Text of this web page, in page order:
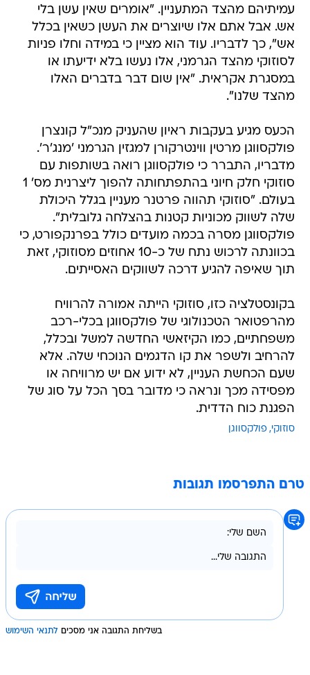
עמיתיהם מהצד המתעניין. "אומרים שאין עשן בלי
אש. אבל אתם אלו שיוצרים את העשן כשאין בכלל
אש", כך לדבריו. עוד הוא מציין כי במידה וחלו פניות
לסוזוקי מהצד הגרמני, אלו נעשו בלא ידיעתו או
במסגרת אקראית. "אין שום דבר בדברים האלו
מהצד שלנו".
הכעס מגיע בעקבות ראיון שהעניק מנכ"ל קונצרן
פולקסווגן מרטין ווינטרקורן למגזין הגרמני 'מנג'ר'.
מדבריו, התברר כי פולקסווגן רואה בשותפות עם
סוזוקי חלק חיוני בהתפתחותה להפוך ליצרנית מס' 1
בעולם. "סוזוקי תהווה פרטנר מעניין בגלל היכולת
שלה לשווק מכוניות קטנות בהצלחה גלובלית".
פולקסווגן מסרה בכמה מועדים כולל בפרנקפורט, כי
בכוונתה לרכוש נתח של כ-10 אחוזים מסוזוקי, זאת
תוך שאיפה להגיע דרכה לשווקים האסייתים.
בקונסטלציה כזו, סוזוקי הייתה אמורה להרוויח
מהרפטואר הטכנולוגי של פולקסווגן בכלי-רכב
משפחתיים, כמו הקיזאשי החדשה למשל ובכלל,
להרחיב ולשפר את קו הדגמים הנוכחי שלה. אלא
שעם הכחשת העניין, לא ידוע אם יש מרוויחה או
מפסידה מכך ונראה כי מדובר בסך הכל על סוג של
הפגנת כוח הדדית.
סוזוקי פולקסווגן
טרם התפרסמו תגובות
בשליחת התגובה אני מסכים לתנאי השימוש